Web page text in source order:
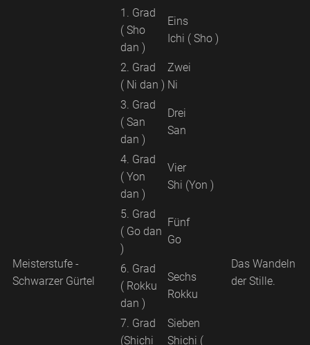
Meisterstufe -
Schwarzer Gürtel
1. Grad
( Sho
dan )
Eins
Ichi ( Sho )
Das Wandeln
der Stille.
2. Grad
( Ni dan )
Zwei
Ni
3. Grad
( San
dan )
Drei
San
4. Grad
( Yon
dan )
Vier
Shi (Yon )
5. Grad
( Go dan
)
Fünf
Go
6. Grad
( Rokku
dan )
Sechs
Rokku
7. Grad
(Shichi
Sieben
Shichi (